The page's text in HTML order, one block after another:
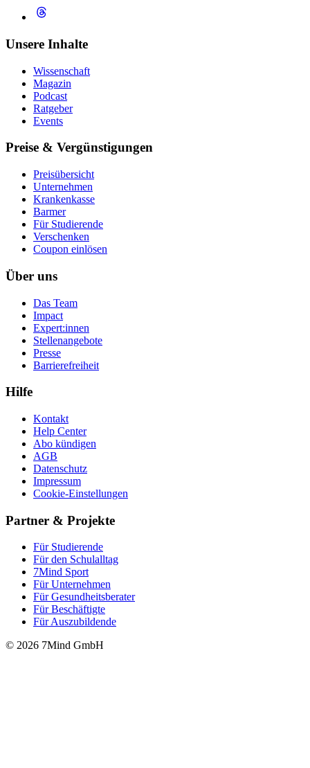
Unsere Inhalte
Wissenschaft
Magazin
Podcast
Ratgeber
Events
Preise & Vergünstigungen
Preisübersicht
Unternehmen
Krankenkasse
Barmer
Für Studierende
Ver­schen­ken
Coupon einlösen
Über uns
Das Team
Impact
Expert:innen
Stellenangebote
Presse
Barrierefreiheit
Hilfe
Kontakt
Help Center
Abo kündigen
AGB
Datenschutz
Impressum
Cookie-Einstellungen
Partner & Projekte
Für Stu­die­rende
Für den Schulalltag
7Mind Sport
Für Unter­neh­men
Für Gesund­heits­be­ra­ter
Für Beschäftigte
Für Auszubildende
© 2026 7Mind GmbH